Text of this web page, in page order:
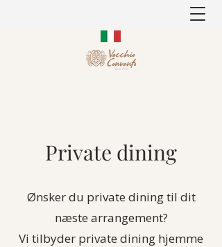
Private dining
Ønsker du private dining til dit
næste arrangement?
Vi tilbyder private dining hjemme